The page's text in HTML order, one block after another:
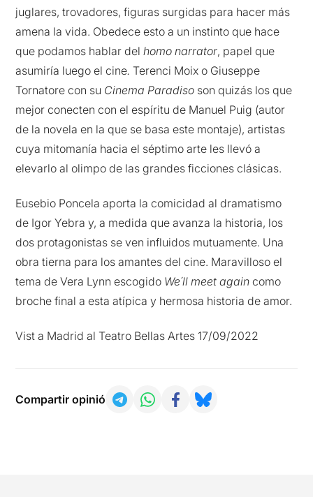
juglares, trovadores, figuras surgidas para hacer más
amena la vida. Obedece esto a un instinto que hace
que podamos hablar delhomo narrator, papel que
asumiría luego el cine.Terenci Moix o Giuseppe
Tornatore con su Cinema Paradiso son quizás los que
mejor conecten con el espíritu de Manuel Puig (autor
de la novela en la que se basa este montaje), artistas
cuya mitomanía hacia el séptimo arte les llevó a
elevarlo al olimpo de las grandes ficciones clásicas.
Eusebio Poncela aporta la comicidad al dramatismo
de Igor Yebra y, a medida que avanza la historia, los
dos protagonistas se ven influidos mutuamente. Una
obra tierna para los amantes del cine. Maravilloso el
tema de Vera Lynn escogido We´ll meet againcomo
broche final a esta atípica y hermosa historia de amor.
Vist a Madrid al Teatro Bellas Artes 17/09/2022
Compartir opinió